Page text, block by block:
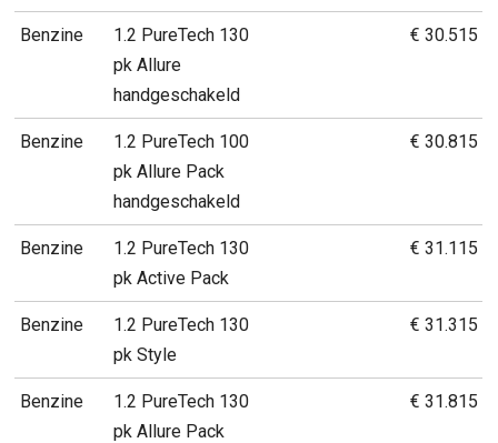
Benzine
1.2 PureTech 130
pk Allure
handgeschakeld
€ 30.515
Benzine
1.2 PureTech 100
pk Allure Pack
handgeschakeld
€ 30.815
Benzine
1.2 PureTech 130
pk Active Pack
€ 31.115
Benzine
1.2 PureTech 130
pk Style
€ 31.315
Benzine
1.2 PureTech 130
pk Allure Pack
€ 31.815